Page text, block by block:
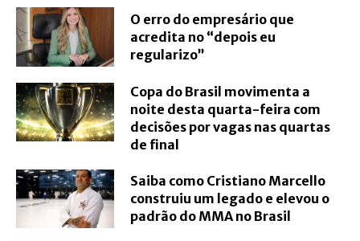
O erro do empresário que
acredita no “depois eu
regularizo”
Copa do Brasil movimenta a
noite desta quarta-feira com
decisões por vagas nas quartas
de final
Saiba como Cristiano Marcello
construiu um legado e elevou o
padrão do MMA no Brasil